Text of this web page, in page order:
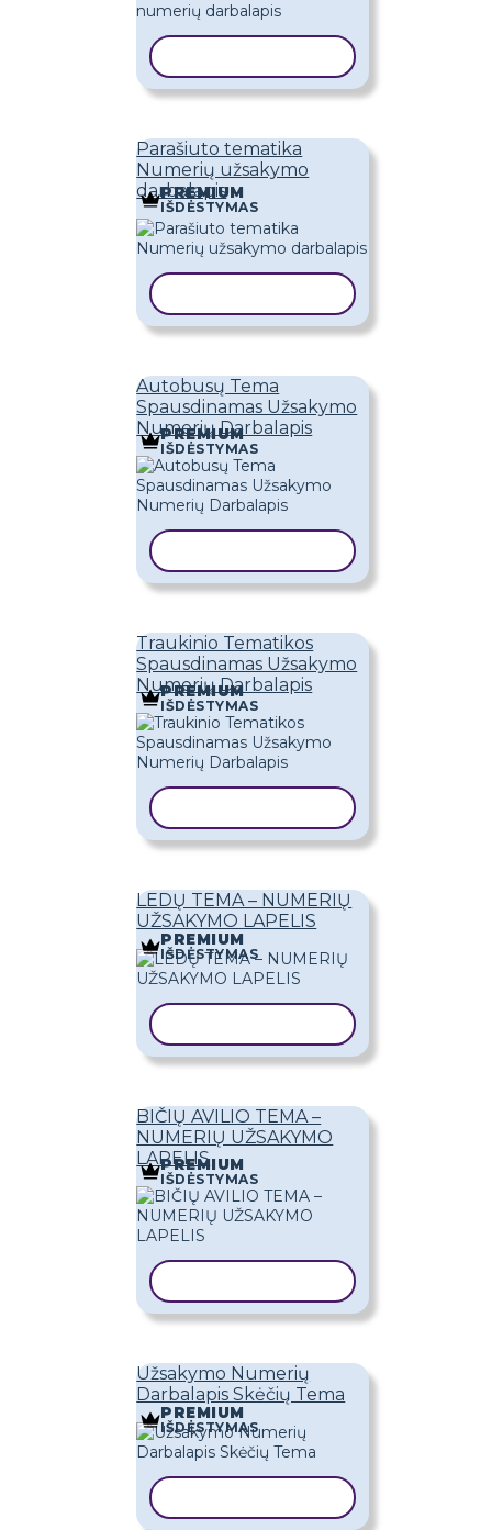
Parašiuto tematika
Numerių užsakymo
darbalapis
PREMIUM
IŠDĖSTYMAS
Autobusų Tema
Spausdinamas Užsakymo
Numerių Darbalapis
PREMIUM
IŠDĖSTYMAS
Traukinio Tematikos
Spausdinamas Užsakymo
Numerių Darbalapis
PREMIUM
IŠDĖSTYMAS
LEDŲ TEMA – NUMERIŲ
UŽSAKYMO LAPELIS
PREMIUM
IŠDĖSTYMAS
BIČIŲ AVILIO TEMA –
NUMERIŲ UŽSAKYMO
LAPELIS
PREMIUM
IŠDĖSTYMAS
Užsakymo Numerių
Darbalapis Skėčių Tema
PREMIUM
IŠDĖSTYMAS